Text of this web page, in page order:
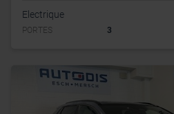
Electrique
PORTES 3